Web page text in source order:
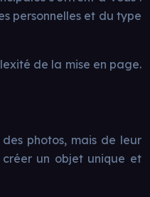
personnelles et du type
de la mise en page.
photos, mais de leur
un objet unique et